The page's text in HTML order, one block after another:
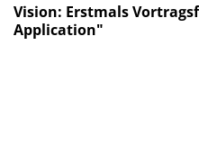
Vision: Erstmals
Application"